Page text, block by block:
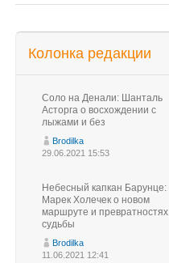
Колонка редакции
Соло на Денали: Шанталь
Асторга о восхождении с
лыжами и без
Brodilka
29.06.2021 15:53
Небесный капкан Барунце:
Марек Холечек о новом
маршруте и превратностях
судьбы
Brodilka
11.06.2021 12:41